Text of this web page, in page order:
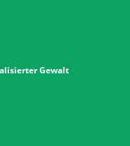
Gewalt